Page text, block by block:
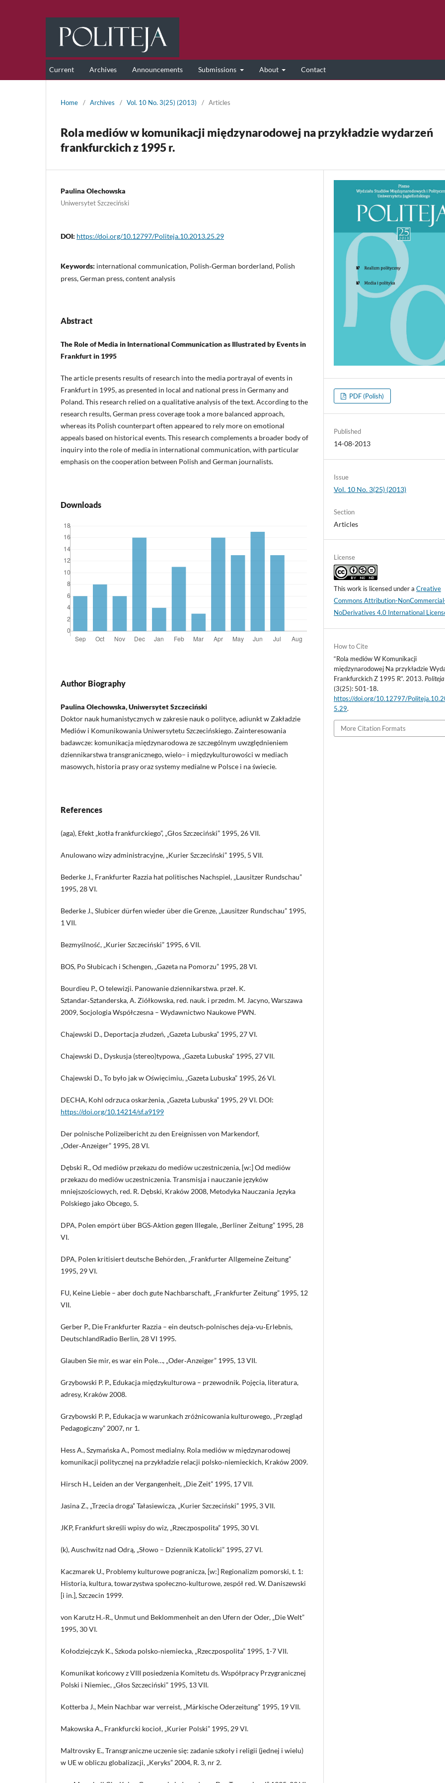
Current Archives Announcements Submissions About Contact
Home / Archives / Vol. 10 No. 3(25) (2013) / Articles
Rola mediów w komunikacji międzynarodowej na przykładzie wydarzeń
frankfurckich z 1995 r.
Paulina Olechowska
Uniwersytet Szczeciński
DOI: https://doi.org/10.12797/Politeja.10.2013.25.29
Keywords: international communication, Polish‑German borderland, Polish
press, German press, content analysis
Abstract
The Role of Media in International Communication as Illustrated by Events in
Frankfurt in 1995
The article presents results of research into the media portrayal of events in
Frankfurt in 1995, as presented in local and national press in Germany and
Poland. This research relied on a qualitative analysis of the text. According to the
research results, German press coverage took a more balanced approach,
whereas its Polish counterpart often appeared to rely more on emotional
appeals based on historical events. This research complements a broader body of
inquiry into the role of media in international communication, with particular
emphasis on the cooperation between Polish and German journalists.
Downloads
Author Biography
Paulina Olechowska, Uniwersytet Szczeciński
Doktor nauk humanistycznych w zakresie nauk o polityce, adiunkt w Zakładzie
Mediów i Komunikowania Uniwersytetu Szczecińskiego. Zainteresowania
badawcze: komunikacja międzynarodowa ze szczególnym uwzględnieniem
dziennikarstwa transgranicznego, wielo– i międzykulturowości w mediach
masowych, historia prasy oraz systemy medialne w Polsce i na świecie.
References
(aga), Efekt „kotła frankfurckiego”, „Głos Szczeciński” 1995, 26 VII.
Anulowano wizy administracyjne, „Kurier Szczeciński” 1995, 5 VII.
Bederke J., Frankfurter Razzia hat politisches Nachspiel, „Lausitzer Rundschau”
1995, 28 VI.
Bederke J., Slubicer dürfen wieder über die Grenze, „Lausitzer Rundschau” 1995,
1 VII.
Bezmyślność, „Kurier Szczeciński” 1995, 6 VII.
BOS, Po Słubicach i Schengen, „Gazeta na Pomorzu” 1995, 28 VI.
Bourdieu P., O telewizji. Panowanie dziennikarstwa. przeł. K.
Sztandar‑Sztanderska, A. Ziółkowska, red. nauk. i przedm. M. Jacyno, Warszawa
2009, Socjologia Współczesna – Wydawnictwo Naukowe PWN.
Chajewski D., Deportacja złudzeń, „Gazeta Lubuska” 1995, 27 VI.
Chajewski D., Dyskusja (stereo)typowa, „Gazeta Lubuska” 1995, 27 VII.
Chajewski D., To było jak w Oświęcimiu, „Gazeta Lubuska” 1995, 26 VI.
DECHA, Kohl odrzuca oskarżenia, „Gazeta Lubuska” 1995, 29 VI. DOI:
https://doi.org/10.14214/sf.a9199
Der polnische Polizeibericht zu den Ereignissen von Markendorf,
„Oder‑Anzeiger” 1995, 28 VI.
Dębski R., Od mediów przekazu do mediów uczestniczenia, [w:] Od mediów
przekazu do mediów uczestniczenia. Transmisja i nauczanie języków
mniejszościowych, red. R. Dębski, Kraków 2008, Metodyka Nauczania Języka
Polskiego jako Obcego, 5.
DPA, Polen empört über BGS‑Aktion gegen Illegale, „Berliner Zeitung” 1995, 28
VI.
DPA, Polen kritisiert deutsche Behörden, „Frankfurter Allgemeine Zeitung”
1995, 29 VI.
FU, Keine Liebie – aber doch gute Nachbarschaft, „Frankfurter Zeitung” 1995, 12
VII.
Gerber P., Die Frankfurter Razzia – ein deutsch‑polnisches deja‑vu‑Erlebnis,
DeutschlandRadio Berlin, 28 VI 1995.
Glauben Sie mir, es war ein Pole…, „Oder‑Anzeiger” 1995, 13 VII.
Grzybowski P. P., Edukacja międzykulturowa – przewodnik. Pojęcia, literatura,
adresy, Kraków 2008.
Grzybowski P. P., Edukacja w warunkach zróżnicowania kulturowego, „Przegląd
Pedagogiczny” 2007, nr 1.
Hess A., Szymańska A., Pomost medialny. Rola mediów w międzynarodowej
komunikacji politycznej na przykładzie relacji polsko‑niemieckich, Kraków 2009.
Hirsch H., Leiden an der Vergangenheit, „Die Zeit” 1995, 17 VII.
Jasina Z., „Trzecia droga” Tałasiewicza, „Kurier Szczeciński” 1995, 3 VII.
JKP, Frankfurt skreśli wpisy do wiz, „Rzeczpospolita” 1995, 30 VI.
(k), Auschwitz nad Odrą, „Słowo – Dziennik Katolicki” 1995, 27 VI.
Kaczmarek U., Problemy kulturowe pogranicza, [w:] Regionalizm pomorski, t. 1:
Historia, kultura, towarzystwa społeczno‑kulturowe, zespół red. W. Daniszewski
[i in.], Szczecin 1999.
von Karutz H.‑R., Unmut und Beklommenheit an den Ufern der Oder, „Die Welt”
1995, 30 VI.
Kołodziejczyk K., Szkoda polsko‑niemiecka, „Rzeczpospolita” 1995, 1-7 VII.
Komunikat końcowy z VIII posiedzenia Komitetu ds. Współpracy Przygranicznej
Polski i Niemiec, „Głos Szczeciński” 1995, 13 VII.
Kotterba J., Mein Nachbar war verreist, „Märkische Oderzeitung” 1995, 19 VII.
Makowska A., Frankfurcki kocioł, „Kurier Polski” 1995, 29 VI.
Maltrovsky E., Transgraniczne uczenie się: zadanie szkoły i religii (jednej i wielu)
w UE w obliczu globalizacji, „Keryks” 2004, R. 3, nr 2.
PDF (Polish)
Published
14-08-2013
Issue
Vol. 10 No. 3(25) (2013)
Section
Articles
License
This work is licensed under aCreative
Commons Attribution-
NoDerivatives 4.0 International
How to Cite
“Rola mediów W Komunikacji
międzynarodowej Na przykładzie
Frankfurckich Z 1995 R”. 2013. Politeja
(3(25): 501-18.
https://doi.org/10.12797/
5.29.
More Citation Formats